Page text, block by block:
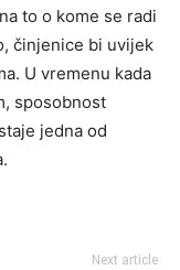
to o kome se radi
činjenice bi uvijek
U vremenu kada
sposobnost
jedna od
Next article